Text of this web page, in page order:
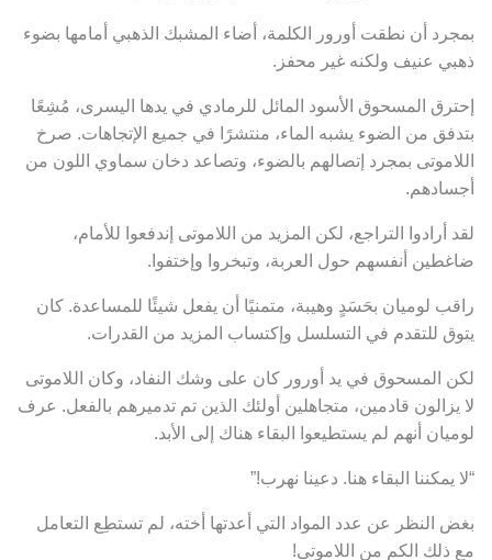
بمجرد أن نطقت أورور الكلمة، أضاء المشبك الذهبي أمامها بضوء
ذهبي عنيف ولكنه غير محفز.
إحترق المسحوق الأسود المائل للرمادي في يدها اليسرى، مُشِعًا
بتدفق من الضوء يشبه الماء، منتشرًا في جميع الإتجاهات. صرخ
اللاموتى بمجرد إتصالهم بالضوء، وتصاعد دخان سماوي اللون من
أجسادهم.
لقد أرادوا التراجع، لكن المزيد من اللاموتى إندفعوا للأمام،
ضاغطين أنفسهم حول العربة، وتبخروا وإختفوا.
راقب لوميان بحَسَدٍ وهيبة، متمنيًا أن يفعل شيئًا للمساعدة. كان
يتوق للتقدم في التسلسل وإكتساب المزيد من القدرات.
لكن المسحوق في يد أورور كان على وشك النفاد، وكان اللاموتى
لا يزالون قادمين، متجاهلين أولئك الذين تم تدميرهم بالفعل. عرف
لوميان أنهم لم يستطيعوا البقاء هناك إلى الأبد.
“لا يمكننا البقاء هنا. دعينا نهرب!”
بغض النظر عن عدد المواد التي أعدتها أخته، لم تستطِع التعامل
مع ذلك الكم من اللاموتى!